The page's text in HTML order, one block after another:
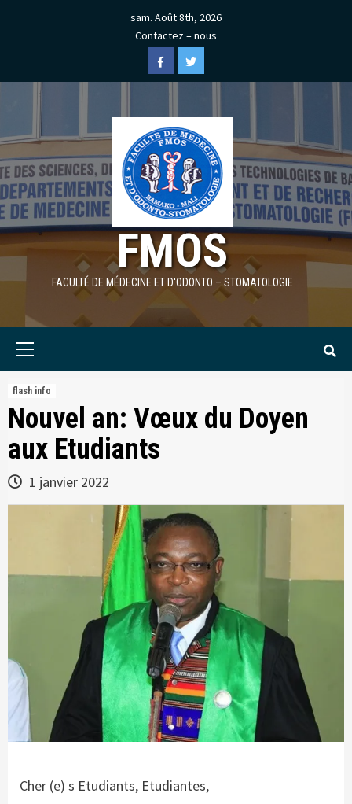
sam. Août 8th, 2026
Contactez – nous
FacebookTwitter
FMOS
FACULTÉ DE MÉDECINE ET D'ODONTO – STOMATOLOGIE
flash info
Nouvel an: Vœux du Doyen
aux Etudiants
1 janvier 2022
Cher (e) s Etudiants, Etudiantes,